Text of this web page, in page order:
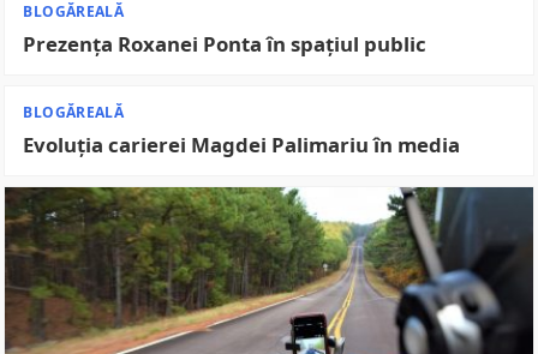
BLOGĂREALĂ
Prezența Roxanei Ponta în spațiul public
BLOGĂREALĂ
Evoluția carierei Magdei Palimariu în media